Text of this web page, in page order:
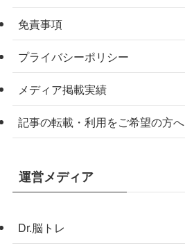
免責事項
プライバシーポリシー
メディア掲載実績
記事の転載・利用をご希望の方へ
運営メディア
Dr.脳トレ